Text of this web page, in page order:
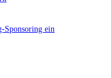
Sponsoring ein